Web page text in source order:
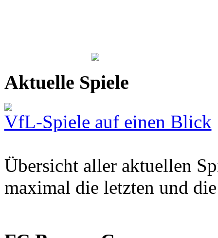
Aktuelle Spiele
VfL-Spiele auf einen Blick
Übersicht aller aktuellen
maximal die letzten und